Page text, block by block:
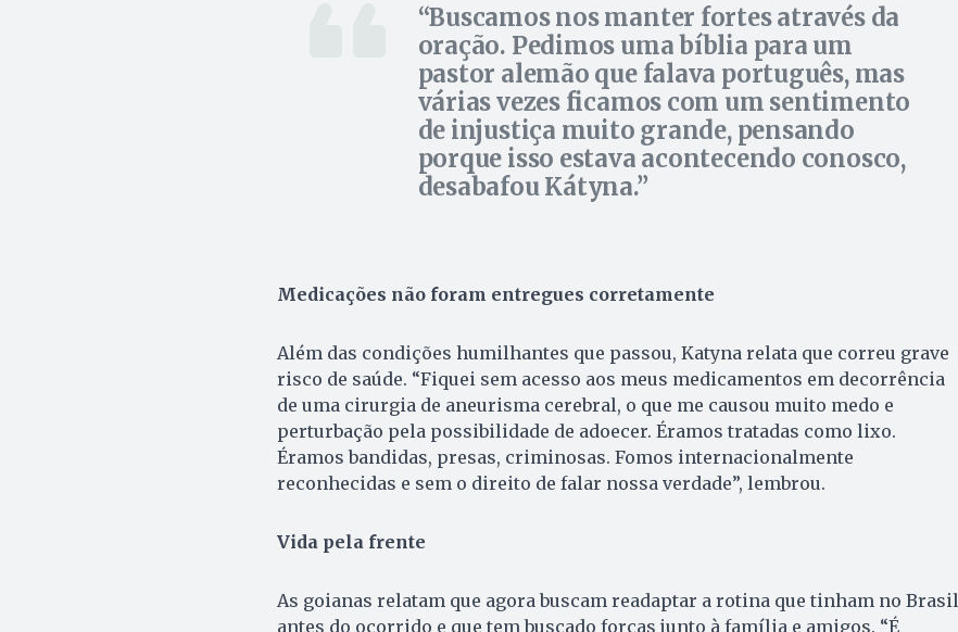
Buscamos nos manter fortes através da
oração. Pedimos uma bíblia para um
pastor alemão que falava português, mas
várias vezes ficamos com um sentimento
de injustiça muito grande, pensando
porque isso estava acontecendo conosco,
desabafou Kátyna.
Medicações não foram entregues corretamente
Além das condições humilhantes que passou, Katyna relata que correu grave
risco de saúde. “Fiquei sem acesso aos meus medicamentos em decorrência
de uma cirurgia de aneurisma cerebral, o que me causou muito medo e
perturbação pela possibilidade de adoecer. Éramos tratadas como lixo.
Éramos bandidas, presas, criminosas. Fomos internacionalmente
reconhecidas e sem o direito de falar nossa verdade”, lembrou.
Vida pela frente
As goianas relatam que agora buscam readaptar a rotina que tinham no Brasil
antes do ocorrido e que tem buscado forças junto à família e amigos. “É